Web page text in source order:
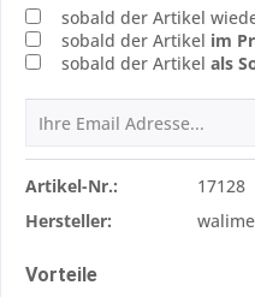
sobald der Artikel
sobald der Artikel im
sobald der Artikel als
Artikel-Nr.:
17128
Hersteller:
Vorteile